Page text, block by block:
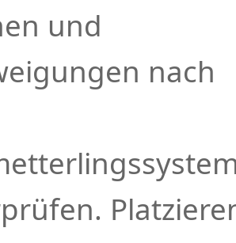
und
nach